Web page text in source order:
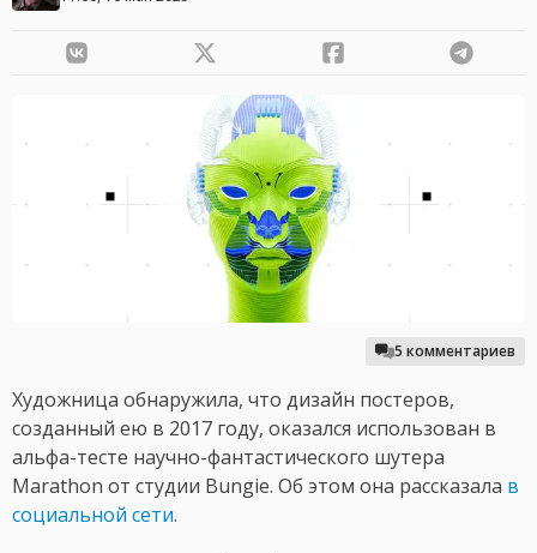
5 комментариев
Художница обнаружила, что дизайн постеров,
созданный ею в 2017 году, оказался использован в
альфа-тесте научно-фантастического шутера
Marathon от студии Bungie. Об этом она рассказала в
социальной сети.